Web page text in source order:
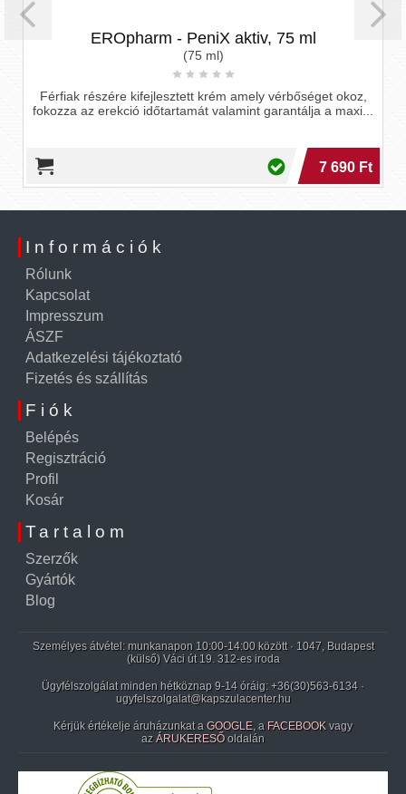
EROpharm - PeniX aktiv, 75 ml
(75 ml)
Férfiak részére kifejlesztett krém amely vérbőséget okoz,
fokozza az erekció időtartamát valamint garantálja a maxi...
7 690 Ft
Információk
Rólunk
Kapcsolat
Impresszum
ÁSZF
Adatkezelési tájékoztató
Fizetés és szállítás
Fiók
Belépés
Regisztráció
Profil
Kosár
Tartalom
Szerzők
Gyártók
Blog
Személyes átvétel: munkanapon 10:00-14:00 között · 1047, Budapest
(külső) Váci út 19. 312-es iroda
Ügyfélszolgálat minden hétköznap 9-14 óráig: +36(30)563-6134 ·
ugyfelszolgalat@kapszulacenter.hu
Kérjük értékelje áruházunkat a GOOGLE, a FACEBOOK vagy
az ÁRUKERESŐ oldalán